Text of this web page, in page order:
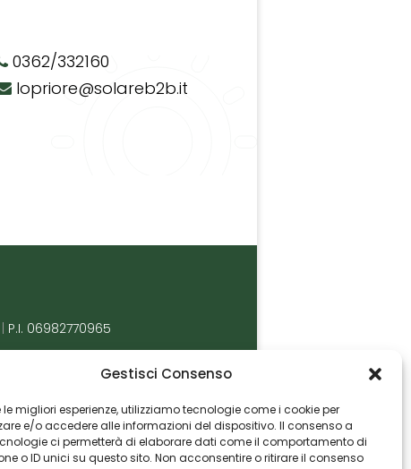
Gestisci Consenso
le migliori esperienze, utilizziamo tecnologie come i cookie per
e/o accedere alle informazioni del dispositivo. Il consenso a
ci permetterà di elaborare dati come il comportamento di
o ID unici su questo sito. Non acconsentire o ritirare il consenso
0362/332160
lopriore@solareb2b.it
P.I. 06982770965